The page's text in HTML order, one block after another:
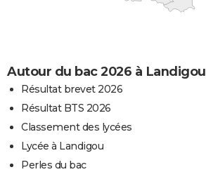
Autour du bac 2026 à Landigou
Résultat brevet 2026
Résultat BTS 2026
Classement des lycées
Lycée à Landigou
Perles du bac